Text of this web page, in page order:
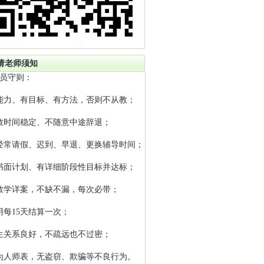
老师须知
守则：
力、有目标、有方法，否则不从教；
时间稳定、不随意中途辞退；
常请假、迟到、早退、更换辅导时间；
面计划、有详细阶段性目标并达标；
学详案，不缺不漏，每次必带；
每15天结算一次；
关系良好，不疏远也不过密；
人师表，无盗窃、欺骗等不良行为。